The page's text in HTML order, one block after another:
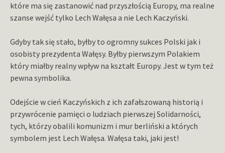
które ma się zastanowić nad przyszłością Europy, ma realne
szanse wejść tylko Lech Wałęsa a nie Lech Kaczyński.
Gdyby tak się stało, byłby to ogromny sukces Polski jak i
osobisty prezydenta Wałęsy. Byłby pierwszym Polakiem
który miałby realny wpływ na kształt Europy. Jest w tym też
pewna symbolika.
Odejście w cień Kaczyńskich z ich zafałszowaną historią i
przywrócenie pamięci o ludziach pierwszej Solidarności,
tych, którzy obalili komunizm i mur berliński a których
symbolem jest Lech Wałęsa. Wałęsa taki, jaki jest!